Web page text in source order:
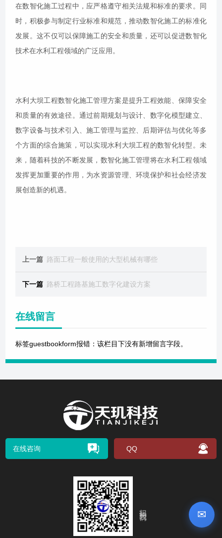
✉
在数智化施工过程中，应严格遵守相关法规和标准的要求。同
时，积极参与制定行业标准和规范，推动数智化施工的标准化
发展。这不仅可以保障施工的安全和质量，还可以促进数智化
技术在水利工程领域的广泛应用。
水利大坝工程数智化施工管理方案是提升工程效能、保障安全
和质量的有效途径。通过前期规划与设计、数字化模型建立、
数字设备与技术引入、施工管理与监控、后期评估与优化等多
个方面的综合施策，可以实现水利大坝工程的数智化转型。未
来，随着科技的不断发展，数智化施工管理将在水利工程领域
发挥更加重要的作用，为水资源管理、环境保护和社会经济发
展创造新的机遇。
上一篇 路面工程一般使用的大型机械有哪些
下一篇 路桥工程路基施工数字化建设方案
在线留言
标签guestbookform报错：该栏目下没有新增留言字段。
在线咨询 QQ